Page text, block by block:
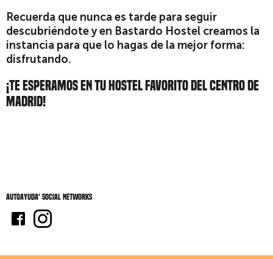
Recuerda que nunca es tarde para seguir
descubriéndote y en Bastardo Hostel creamos la
instancia para que lo hagas de la mejor forma:
disfrutando.
¡TE ESPERAMOS EN TU HOSTEL FAVORITO DEL CENTRO DE
MADRID!
Autoayuda' social networks